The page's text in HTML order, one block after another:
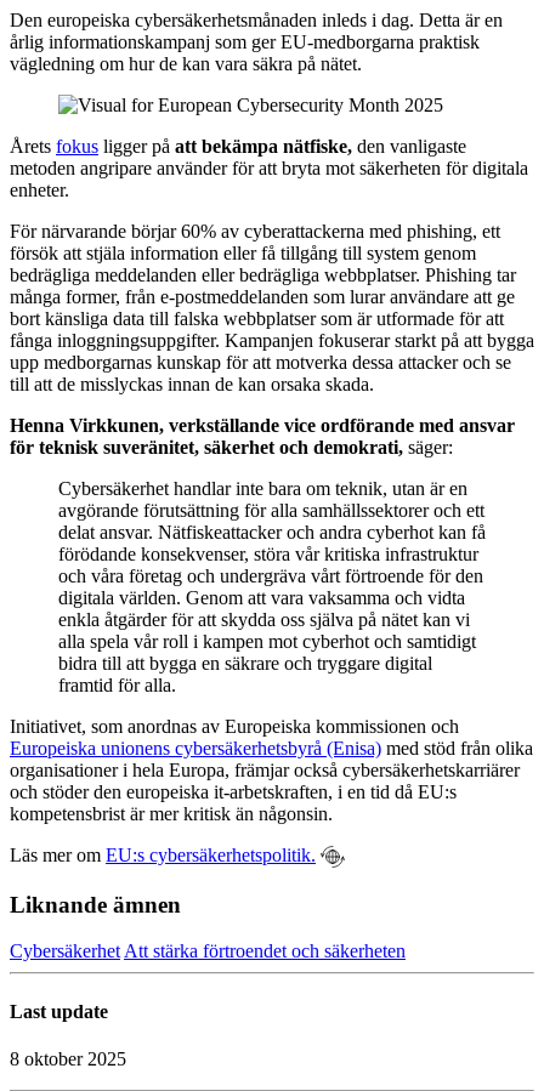
Den europeiska cybersäkerhetsmånaden inleds i dag. Detta är en
årlig informationskampanj som ger EU-medborgarna praktisk
vägledning om hur de kan vara säkra på nätet.
Årets fokus ligger på att bekämpa nätfiske, den vanligaste
metoden angripare använder för att bryta mot säkerheten för digitala
enheter.
För närvarande börjar 60% av cyberattackerna med phishing, ett
försök att stjäla information eller få tillgång till system genom
bedrägliga meddelanden eller bedrägliga webbplatser. Phishing tar
många former, från e-postmeddelanden som lurar användare att ge
bort känsliga data till falska webbplatser som är utformade för att
fånga inloggningsuppgifter. Kampanjen fokuserar starkt på att bygga
upp medborgarnas kunskap för att motverka dessa attacker och se
till att de misslyckas innan de kan orsaka skada.
Henna Virkkunen, verkställande vice ordförande med ansvar
för teknisk suveränitet, säkerhet och demokrati, säger:
Cybersäkerhet handlar inte bara om teknik, utan är en
avgörande förutsättning för alla samhällssektorer och ett
delat ansvar. Nätfiskeattacker och andra cyberhot kan få
förödande konsekvenser, störa vår kritiska infrastruktur
och våra företag och undergräva vårt förtroende för den
digitala världen. Genom att vara vaksamma och vidta
enkla åtgärder för att skydda oss själva på nätet kan vi
alla spela vår roll i kampen mot cyberhot och samtidigt
bidra till att bygga en säkrare och tryggare digital
framtid för alla.
Initiativet, som anordnas av Europeiska kommissionen och
Europeiska unionens cybersäkerhetsbyrå (Enisa) med stöd från olika
organisationer i hela Europa, främjar också cybersäkerhetskarriärer
och stöder den europeiska it-arbetskraften, i en tid då EU:s
kompetensbrist är mer kritisk än någonsin.
Läs mer om EU:s cybersäkerhetspolitik.
Liknande ämnen
Cybersäkerhet Att stärka förtroendet och säkerheten
Last update
8 oktober 2025